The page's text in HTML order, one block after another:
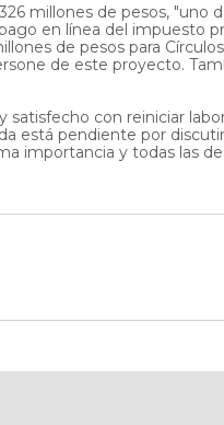
millones de pesos, "uno
en línea del impuesto
de pesos para
de este proyecto.
con reiniciar
está pendiente por
importancia y todas las